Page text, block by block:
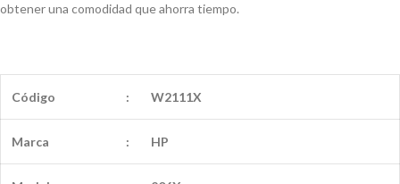
obtener una comodidad que ahorra tiempo.
Código : W2111X
Marca : HP